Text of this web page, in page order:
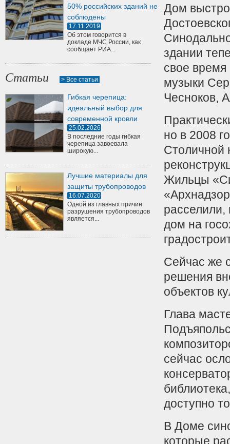
50% российских зданий не
соблюдены
17.11.2019
Об этом говорится в
докладе МЧС России, как
сообщает РИА...
Статьи > Все статьи
Гибкая черепица:
идеальный выбор для
современной кровли
25.02.2026
В последние годы гибкая
черепица завоевала
широкую...
Лучшие материалы для
защиты трубопроводов
16.07.2020
Одной из главных причин
разрушения трубопроводов
является...
Дом
здании
свое
музыки
Чесноков,
но в 2008
Столичной
Жильцы
расселили,
дом на
Сейчас же
решения
объектов
Глава
сейчас
доступно
В Доме
которые